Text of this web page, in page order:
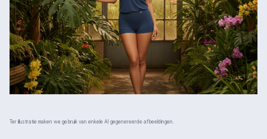
Ter illustratie maken we gebruik van enkele AI gegenereerde afbeeldingen.